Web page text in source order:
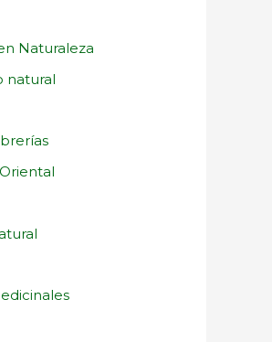
Naturaleza
natural